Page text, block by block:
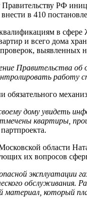
РФ
в 410
в
и всего дома
выявленных
Правительства
работу
обязательного
дому увидеть
квартиры,
области
их вопросов
материал, который